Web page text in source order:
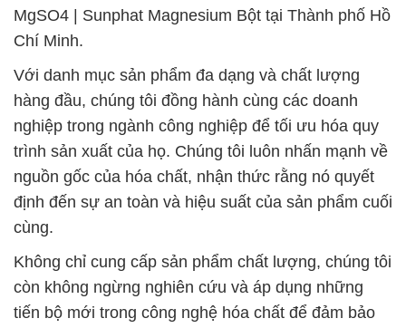
MgSO4 | Sunphat Magnesium Bột tại Thành phố Hồ
Chí Minh.
Với danh mục sản phẩm đa dạng và chất lượng
hàng đầu, chúng tôi đồng hành cùng các doanh
nghiệp trong ngành công nghiệp để tối ưu hóa quy
trình sản xuất của họ. Chúng tôi luôn nhấn mạnh về
nguồn gốc của hóa chất, nhận thức rằng nó quyết
định đến sự an toàn và hiệu suất của sản phẩm cuối
cùng.
Không chỉ cung cấp sản phẩm chất lượng, chúng tôi
còn không ngừng nghiên cứu và áp dụng những
tiến bộ mới trong công nghệ hóa chất để đảm bảo